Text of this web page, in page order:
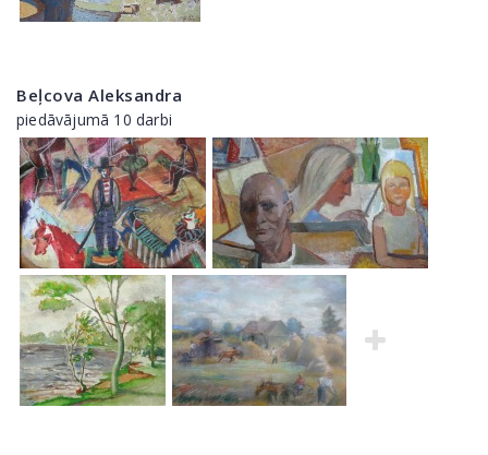
Beļcova Aleksandra
piedāvājumā 10 darbi